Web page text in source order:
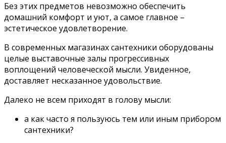
Без этих предметов невозможно обеспечить
домашний комфорт и уют, а самое главное –
эстетическое удовлетворение.
В современных магазинах сантехники оборудованы
целые выставочные залы прогрессивных
воплощений человеческой мысли. Увиденное,
доставляет несказанное удовольствие.
Далеко не всем приходят в голову мысли:
а как часто я пользуюсь тем или иным прибором
сантехники?